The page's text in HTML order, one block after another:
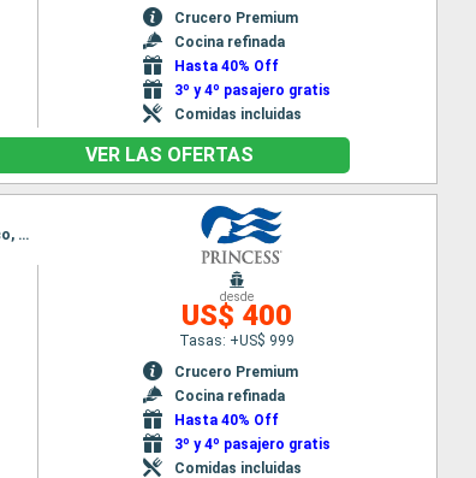
Crucero Premium
Cocina refinada
Hasta 40% Off
3º y 4º pasajero gratis
Comidas incluidas
VER LAS OFERTAS
Itinerario : Fort Lauderdale, Aruba, Canal de Panama, Fuerte amador, Puntarenas, Puerto Chiapas, Huatulco, Manzanillo, Los Angeles
desde
US$ 400
Tasas: +US$ 999
Crucero Premium
Cocina refinada
Hasta 40% Off
3º y 4º pasajero gratis
Comidas incluidas